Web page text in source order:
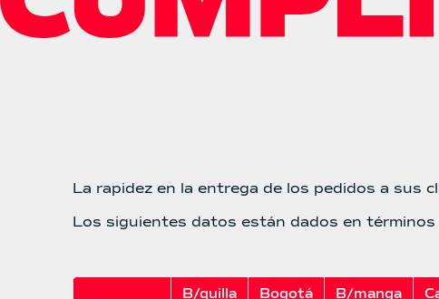
La rapidez en la entrega de los pedidos a sus
Los siguientes datos están dados en
B/quilla Bogotá B/manga